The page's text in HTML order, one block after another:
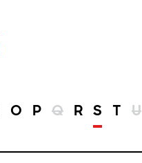
O P Q R S T U